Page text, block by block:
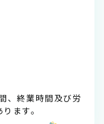
、終業時間及び労
ます。